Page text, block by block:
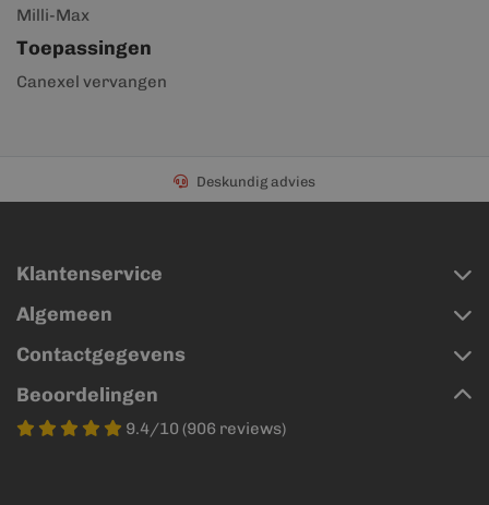
Milli-Max
Toepassingen
Canexel vervangen
Deskundig advies
Klantenservice
Algemeen
Contactgegevens
Beoordelingen
9.4/10 (906 reviews)